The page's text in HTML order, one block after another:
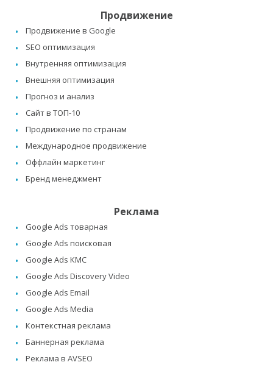
Продвижение
Продвижение в Google
SEO оптимизация
Внутренняя оптимизация
Внешняя оптимизация
Прогноз и анализ
Сайт в ТОП-10
Продвижение по странам
Международное продвижение
Оффлайн маркетинг
Бренд менеджмент
Реклама
Google Ads товарная
Google Ads поисковая
Google Ads КМС
Google Ads Discovery Video
Google Ads Email
Google Ads Media
Контекстная реклама
Баннерная реклама
Реклама в AVSEO